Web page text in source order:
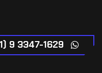
9 3347-1629